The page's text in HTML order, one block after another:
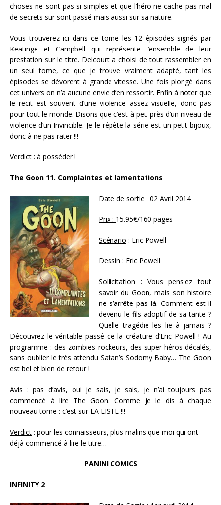
choses ne sont pas si simples et que l’héroïne cache pas mal
de secrets sur sont passé mais aussi sur sa nature.
Vous trouverez ici dans ce tome les 12 épisodes signés par
Keatinge et Campbell qui représente l’ensemble de leur
prestation sur le titre. Delcourt a choisi de tout rassembler en
un seul tome, ce que je trouve vraiment adapté, tant les
épisodes se dévorent à grande vitesse. Une fois plongé dans
cet univers on n’a aucune envie d’en ressortir. Enfin à noter que
le récit est souvent d’une violence assez visuelle, donc pas
pour tout le monde. Disons que c’est à peu près d’un niveau de
violence d’un Invincible. Je le répète la série est un petit bijoux,
donc à ne pas rater !!!
Verdict : à posséder !
The Goon 11. Complaintes et lamentations
Date de sortie : 02 Avril 2014
Prix : 15.95€/160 pages
Scénario : Eric Powell
Dessin : Eric Powell
Sollicitation : Vous pensiez tout
savoir du Goon, mais son histoire
ne s’arrête pas là. Comment est-il
devenu le fils adoptif de sa tante ?
Quelle tragédie les lie à jamais ?
Découvrez le véritable passé de la créature d’Eric Powell ! Au
programme : des zombies rockeurs, des super-héros décalés,
sans oublier le très attendu Satan’s Sodomy Baby… The Goon
est bel et bien de retour !
Avis : pas d’avis, oui je sais, je sais, je n’ai toujours pas
commencé à lire The Goon. Comme je le dis à chaque
nouveau tome : c’est sur LA LISTE !!!
Verdict : pour les connaisseurs, plus malins que moi qui ont
déjà commencé à lire le titre…
PANINI COMICS
INFINITY 2